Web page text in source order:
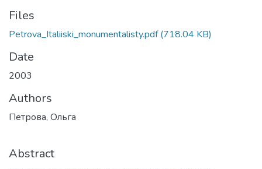
Files
Petrova_Italiiski_monumentalisty.pdf(718.04 KB)
Date
2003
Authors
Петрова, Ольга
Abstract